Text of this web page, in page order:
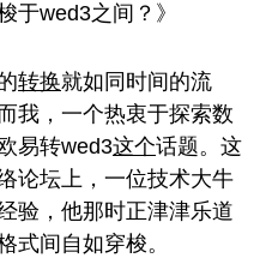
于wed3之间？》
转换就如同时间的流
我，一个热衷于探索数
易转wed3这个话题。这
论坛上，一位技术大牛
验，他那时正津津乐道
式间自如穿梭。